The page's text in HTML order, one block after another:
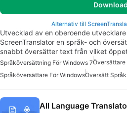
Download
Alternativ till
Utvecklad av en oberoende
ScreenTranslator en språk- och
snabbt översätter text från vilket
Språköversättning För Windows 7Översättare
Språköversättare För WindowsÖversätt